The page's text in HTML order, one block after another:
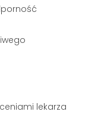
lekarza